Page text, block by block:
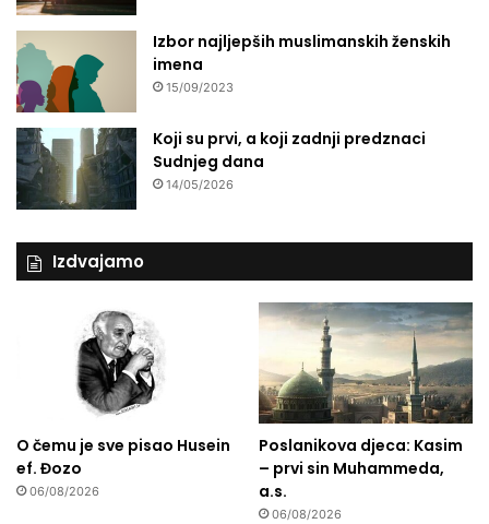
Izbor najljepših muslimanskih ženskih
imena
15/09/2023
Koji su prvi, a koji zadnji predznaci
Sudnjeg dana
14/05/2026
Izdvajamo
O čemu je sve pisao Husein
ef. Đozo
06/08/2026
Poslanikova djeca: Kasim
– prvi sin Muhammeda,
a.s.
06/08/2026